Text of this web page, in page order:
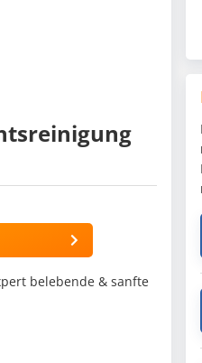
belebende & sanfte